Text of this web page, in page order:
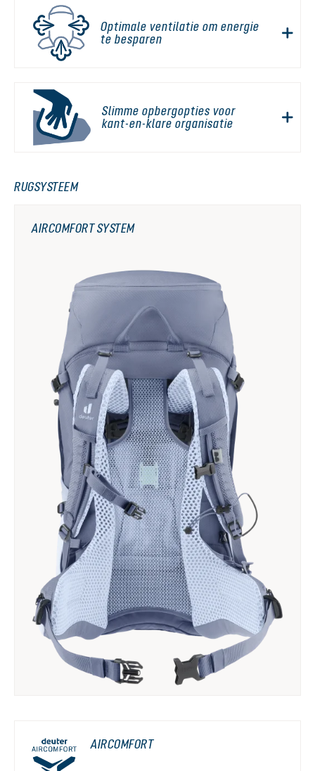
Optimale ventilatie om energie
te besparen
Slimme opbergopties voor
kant-en-klare organisatie
RUGSYSTEEM
AIRCOMFORT
AIRCOMFORT SYSTEM